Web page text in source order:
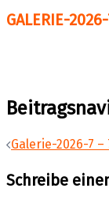
GALERIE-
Galerie-2026-7 –
Schreibe